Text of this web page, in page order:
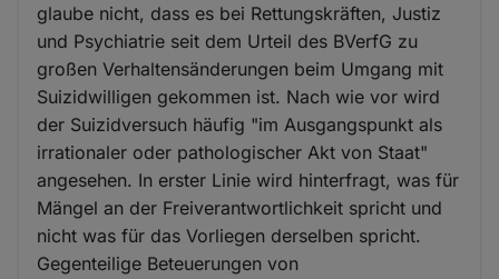
glaube nicht, dass es bei Rettungskräften, Justiz
und Psychiatrie seit dem Urteil des BVerfG zu
großen Verhaltensänderungen beim Umgang mit
Suizidwilligen gekommen ist. Nach wie vor wird
der Suizidversuch häufig "im Ausgangspunkt als
irrationaler oder pathologischer Akt von Staat"
angesehen. In erster Linie wird hinterfragt, was für
Mängel an der Freiverantwortlichkeit spricht und
nicht was für das Vorliegen derselben spricht.
Gegenteilige Beteuerungen von